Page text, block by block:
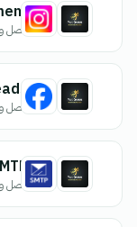
اتصل
اتصل
اتصل